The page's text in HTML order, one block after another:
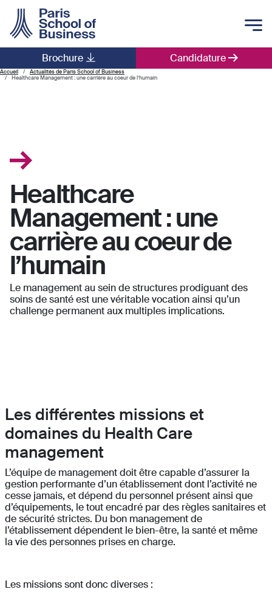
Candidature
Brochure
Main navigation
Accueil
Actualités de Paris School of Business
Healthcare Management : une carrière au coeur de l’humain
Healthcare
Management : une
carrière au coeur de
l’humain
Le management au sein de structures prodiguant des
soins de santé est une véritable vocation ainsi qu’un
challenge permanent aux multiples implications.
Les différentes missions et
domaines du Health Care
management
L’équipe de management doit être capable d’assurer la
gestion performante d’un établissement dont l’activité ne
cesse jamais, et dépend du personnel présent ainsi que
d’équipements, le tout encadré par des règles sanitaires et
de sécurité strictes. Du bon management de
l’établissement dépendent le bien-être, la santé et même
la vie des personnes prises en charge.
Les missions sont donc diverses :